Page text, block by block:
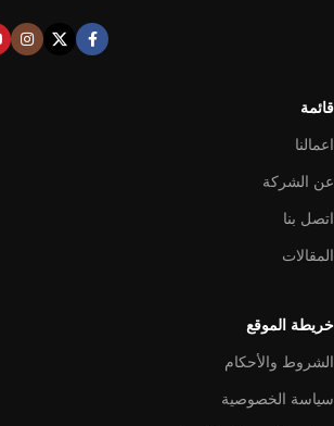
قائمة
اعمالنا
عن الشركة
اتصل بنا
المقالات
خريطة الموقع
الشروط والأحكام
سياسة الخصوصية